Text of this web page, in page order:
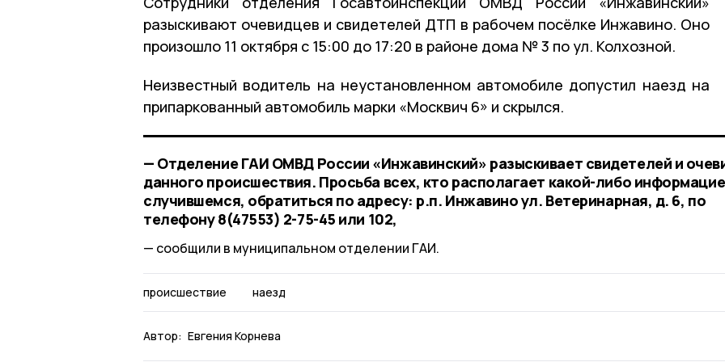
разыскивают очевидцев и свидетелей ДТП в рабочем посёлке Инжавино. Оно
произошло 11 октября с 15:00 до 17:20 в районе дома № 3 по ул. Колхозной.
Неизвестный водитель на неустановленном автомобиле допустил наезд на
припаркованный автомобиль марки «Москвич 6» и скрылся.
— Отделение ГАИ ОМВД России «Инжавинский» разыскивает свидетелей и
данного происшествия. Просьба всех, кто располагает какой-либо
случившемся, обратиться по адресу: р.п. Инжавино ул. Ветеринарная, д. 6, по
телефону 8(47553) 2-75-45 или 102,
сообщили в муниципальном отделении ГАИ.
происшествие наезд
Автор: Евгения Корнева